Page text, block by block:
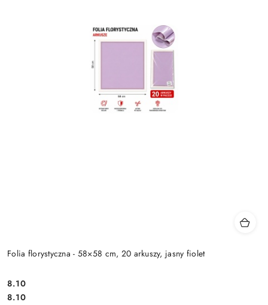
Folia florystyczna - 58×58 cm, 20 arkuszy, jasny fiolet
Cena:
8.10
Cena:
8.10